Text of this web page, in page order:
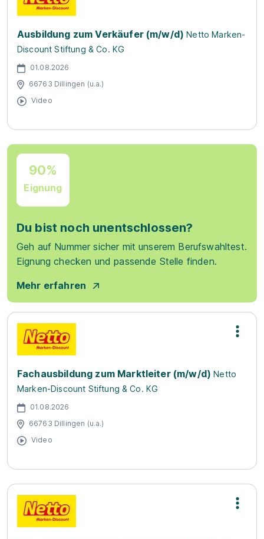
Ausbildung zum Verkäufer (m/w/d) Netto Marken-
Discount Stiftung & Co. KG
01.08.2026
66763 Dillingen (u.a.)
Video
90%
Eignung
Du bist noch unentschlossen?
Geh auf Nummer sicher mit unserem Berufswahltest.
Eignung checken und passende Stelle finden.
Mehr erfahren
Fachausbildung zum Marktleiter (m/w/d) Netto
Marken-Discount Stiftung & Co. KG
01.08.2026
66763 Dillingen (u.a.)
Video